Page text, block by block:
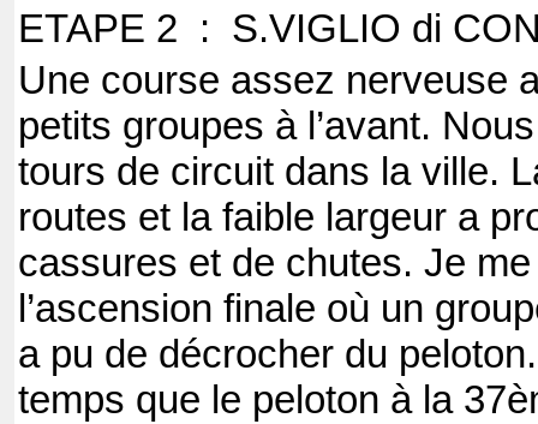
ETAPE 2 : S.VIGLIO di
Une course assez nerveuse
petits groupes à l’avant.
tours de circuit dans la ville.
routes et la faible largeur a
cassures et de chutes. Je
l’ascension finale où un
a pu de décrocher du
temps que le peloton à la